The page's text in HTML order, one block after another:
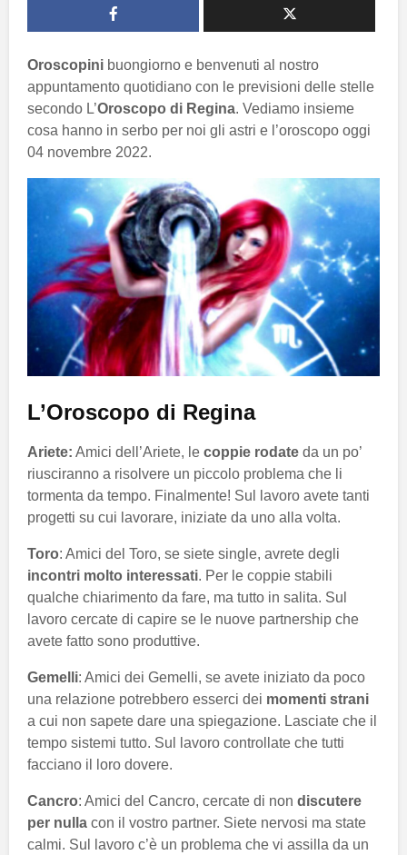
Oroscopini buongiorno e benvenuti al nostro
appuntamento quotidiano con le previsioni delle stelle
secondo L’Oroscopo di Regina. Vediamo insieme
cosa hanno in serbo per noi gli astri e l’oroscopo oggi
04 novembre 2022.
L’Oroscopo di Regina
Ariete: Amici dell’Ariete, le coppie rodate da un po’
riusciranno a risolvere un piccolo problema che li
tormenta da tempo. Finalmente! Sul lavoro avete tanti
progetti su cui lavorare, iniziate da uno alla volta.
Toro: Amici del Toro, se siete single, avrete degli
incontri molto interessati. Per le coppie stabili
qualche chiarimento da fare, ma tutto in salita. Sul
lavoro cercate di capire se le nuove partnership che
avete fatto sono produttive.
Gemelli: Amici dei Gemelli, se avete iniziato da poco
una relazione potrebbero esserci dei momenti strani
a cui non sapete dare una spiegazione. Lasciate che il
tempo sistemi tutto. Sul lavoro controllate che tutti
facciano il loro dovere.
Cancro: Amici del Cancro, cercate di non discutere
per nulla con il vostro partner. Siete nervosi ma state
calmi. Sul lavoro c’è un problema che vi assilla da un